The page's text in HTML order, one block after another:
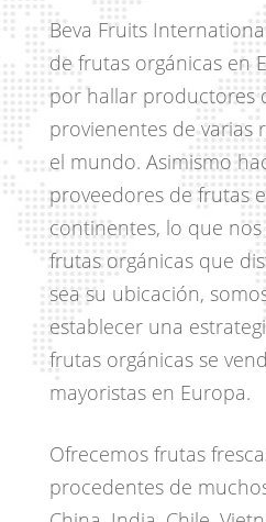
Beva Fruits
de frutas orgánicas en
por hallar productores
provienentes de varias
el mundo. Asimismo
proveedores de frutas
continentes, lo que
frutas orgánicas que
sea su ubicación,
establecer una
frutas orgánicas se
mayoristas en Europa.
Ofrecemos frutas
procedentes de